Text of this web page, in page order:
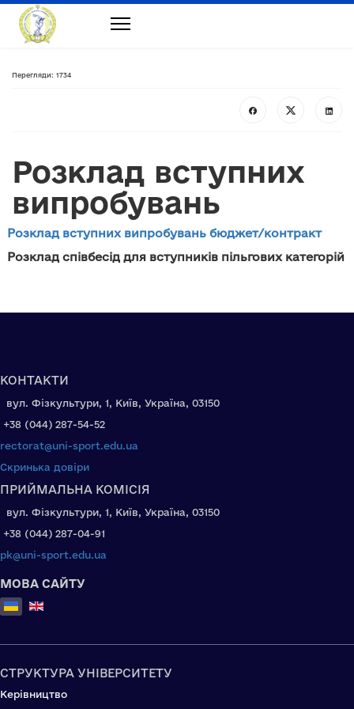
Перегляди: 1734
Розклад вступних
випробувань
Розклад вступних випробувань бюджет/контракт
Розклад співбесід для вступників пільгових категорій
КОНТАКТИ
вул. Фізкультури, 1, Київ, Україна, 03150
+38 (044) 287-54-52
rectorat@uni-sport.edu.ua
Скринька довіри
ПРИЙМАЛЬНА КОМІСІЯ
вул. Фізкультури, 1, Київ, Україна, 03150
+38 (044) 287-04-91
pk@uni-sport.edu.ua
МОВА САЙТУ
Оберіть свою мову
СТРУКТУРА УНІВЕРСИТЕТУ
Керівництво